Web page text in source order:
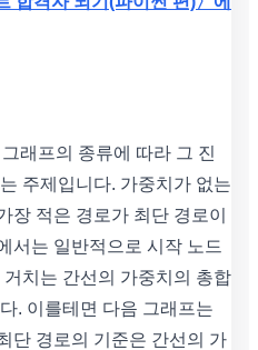
래프의 종류에 따라 그 진
주제입니다. 가중치가 없는
장 적은 경로가 최단 경로이
서는 일반적으로 시작 노드
치는 간선의 가중치의 총합
. 이를테면 다음 그래프는
단 경로의 기준은 간선의 가